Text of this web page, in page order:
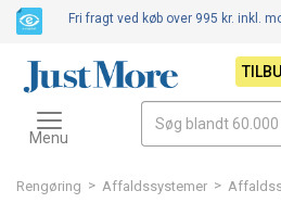
Rengøring > Affaldssystemer >
Fri fragt ved køb over 995 kr. inkl.
Toggle
navigation
Menu